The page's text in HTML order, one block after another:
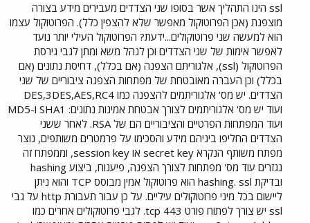
ssl הינו התהליך אשר בסופו שני הצדדים מעבירים מידע בצורה
מוצפנת (אכן הפרוטוקול מאפשר שלא להצפין כלל). הפרוטוקול עצמו
הוא למעשה שני פרוטוקולים...ידעת? הפרוטוקול העילי יותר נועד
לאפשר אימות של שני הצדדים וכן לנהל משא ומתן לגבי גירסת
הפרוטוקול (ssl), אלגוריתם הצפנה (אם בכלל), דחיסת נתונים (אם
בכלל) וכן העברה מאובטחת של מפתחות הצפנה ציבוריים של שני
הצדדים. יש מס' אלגוריתמים להצפנה כמו DES,3DES,AES,RC4
ועוד יש מס' אלגוריתמים לצורך אבטחת אמינות נתונים: SHA1 ו-MD5
ועוד המפתחות הפרטיים והציבוריים הם של RSA. לאחר ששני
הצדדים החליפו ביניהם מידע והסכימו על פרמטרים משותפים, נוצר
מפתח משותף הנקרא secret key או session key, וממפתח זה
נגזרים עוד מס' מפתחות לצורך הצפנה, פיענוח, ביצוע hashing
ובדיקת hashing. ssl הוא פרוטוקול אמין מבוסס TCP והוא ניתן
ליישום בכל מיני פרוטוקולים עיליים. על כן עבור תעבורת http על גבי
ssl יש צורך לפתוח פורט tcp 443. לגבי פרוטוקולים אחרים כמו